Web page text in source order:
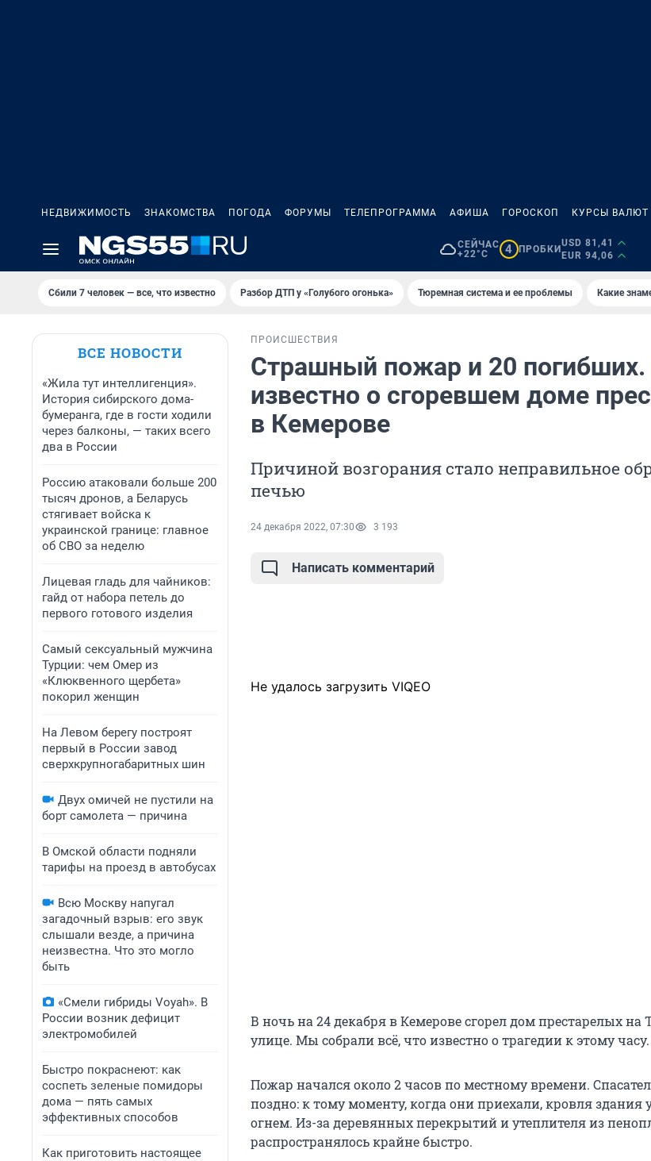
НЕДВИЖИМОСТЬ ЗНАКОМСТВА ПОГОДА ФОРУМЫ ТЕЛЕПРОГРАММА АФИША ГОРОСКОП КУРСЫ ВАЛЮТ
СЕЙЧАС
+22°C
4 ПРОБКИ
USD 81,41
EUR 94,06
Сбили 7 человек — все, что известно Разбор ДТП у «Голубого огонька» Тюремная система и ее проблемы Какие
ВСЕ НОВОСТИ
«Жила тут интеллигенция».
История сибирского дома-
бумеранга, где в гости ходили
через балконы, — таких всего
два в России
Россию атаковали больше 200
тысяч дронов, а Беларусь
стягивает войска к
украинской границе: главное
об СВО за неделю
Лицевая гладь для чайников:
гайд от набора петель до
первого готового изделия
Самый сексуальный мужчина
Турции: чем Омер из
«Клюквенного щербета»
покорил женщин
На Левом берегу построят
первый в России завод
сверхкрупногабаритных шин
Двух омичей не пустили на
борт самолета — причина
В Омской области подняли
тарифы на проезд в автобусах
Всю Москву напугал
загадочный взрыв: его звук
слышали везде, а причина
неизвестна. Что это могло
быть
«Смели гибриды Voyah». В
России возник дефицит
электромобилей
Быстро покраснеют: как
соспеть зеленые помидоры
дома — пять самых
эффективных способов
Как приготовить настоящее
ПРОИСШЕСТВИЯ
Страшный пожар и 20 погибших.
известно о сгоревшем доме
в Кемерове
Причиной возгорания стало неправильное
печью
24 декабря 2022, 07:30 3 193
Написать комментарий
Не удалось загрузить VIQEO
В ночь на 24 декабря в Кемерове сгорел дом престарелых на
улице. Мы собрали всё, что известно о трагедии к этому часу.
Пожар начался около 2 часов по местному времени.
поздно: к тому моменту, когда они приехали, кровля здания
огнем. Из-за деревянных перекрытий и утеплителя из
распространялось крайне быстро.